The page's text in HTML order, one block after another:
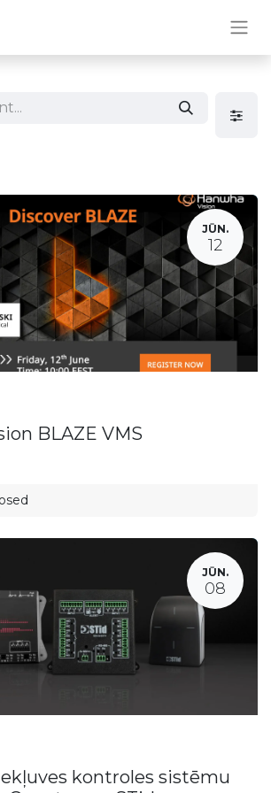
JŪN.
12
BLAZE VMS
JŪN.
08
kontroles sistēmu